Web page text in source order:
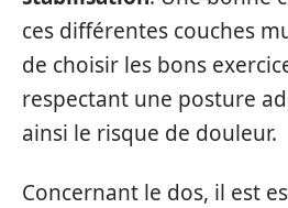
ces différentes couches
de choisir les bons
respectant une posture
ainsi le risque de douleur.
Concernant le dos, il est